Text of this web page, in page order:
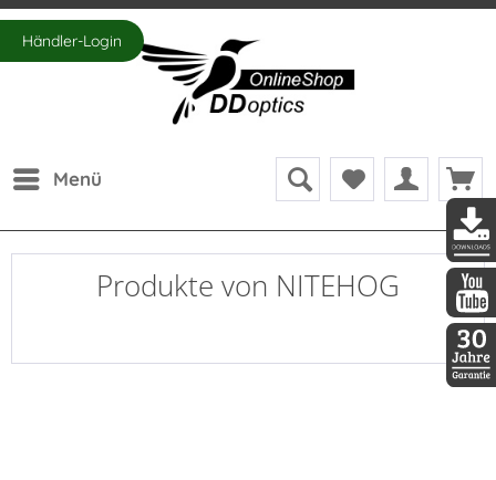
Händler-Login
Menü
Produkte von NITEHOG